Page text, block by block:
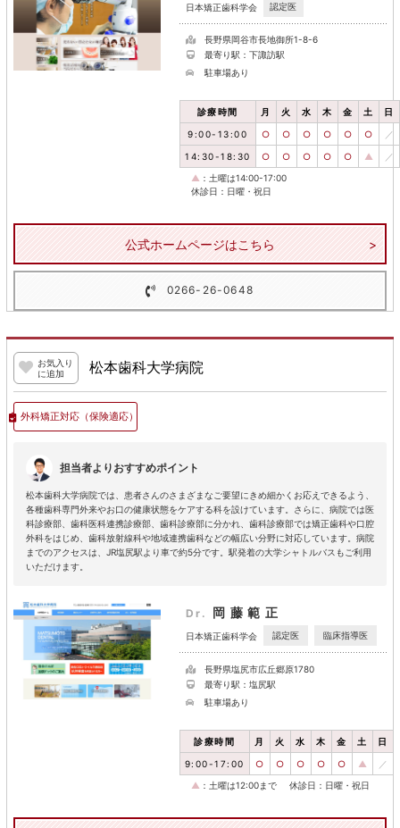
日本矯正歯科学会 認定医
長野県岡谷市長地御所1-8-6
最寄り駅：下諏訪駅
駐車場あり
診療時間 月 火 水 木 金 土 日
9:00-13:00 ○ ○ ○ ○ ○ ○ ／
14:30-18:30 ○ ○ ○ ○ ○ ▲ ／
▲ ：土曜は14:00-17:00
休診日：日曜・祝日
公式ホームページはこちら
0266-26-0648
お気入り
に追加
松本歯科大学病院
外科矯正対応（保険適応）
担当者よりおすすめポイント
松本歯科大学病院では、患者さんのさまざまなご要望にきめ細かくお応えできるよう、
各種歯科専門外来やお口の健康状態をケアする科を設けています。さらに、病院では医
科診療部、歯科医科連携診療部、歯科診療部に分かれ、歯科診療部では矯正歯科や口腔
外科をはじめ、歯科放射線科や地域連携歯科などの幅広い分野に対応しています。病院
までのアクセスは、JR塩尻駅より車で約5分です。駅発着の大学シャトルバスもご利用
いただけます。
Dr. 岡藤範正
日本矯正歯科学会 認定医 臨床指導医
長野県塩尻市広丘郷原1780
最寄り駅：塩尻駅
駐車場あり
診療時間 月 火 水 木 金 土 日
9:00-17:00 ○ ○ ○ ○ ○ ▲ ／
▲ ：土曜は12:00まで 休診日：日曜・祝日